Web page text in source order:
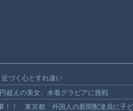
づく心とすれ違い
超えの美女、水着グラビアに挑戦
！ 東京都「外国人の新聞配達員に子